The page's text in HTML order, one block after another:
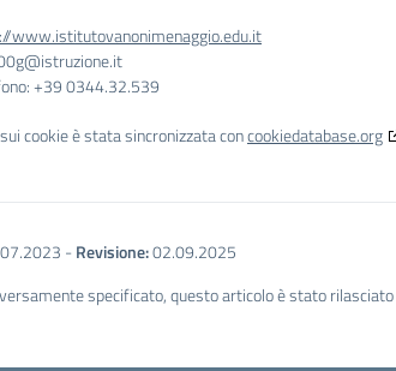
www.istitutovanonimenaggio.edu.it
istruzione.it
+39 0344.32.539
cookie è stata sincronizzata concookiedatabase.org
-Revisione:02.09.2025
specificato, questo articolo è stato